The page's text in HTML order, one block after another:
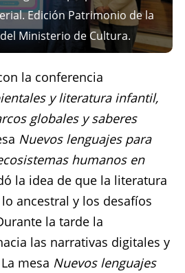
Edición Patrimonio de la
Ministerio de Cultura.
la conferencia
y literatura infantil,
globales y saberes
Nuevos lenguajes para
humanos en
la idea de que la literatura
ancestral y los desafíos
la tarde la
las narrativas digitales y
mesa Nuevos lenguajes